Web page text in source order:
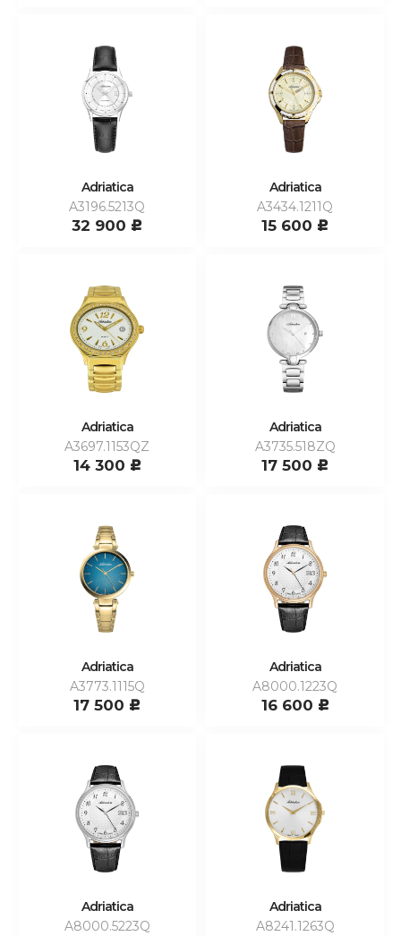
Adriatica
A3196.5213Q
32 900 c
Adriatica
A3434.1211Q
15 600 c
Adriatica
A3697.1153QZ
14 300 c
Adriatica
A3735.518ZQ
17 500 c
Adriatica
A3773.1115Q
17 500 c
Adriatica
A8000.1223Q
16 600 c
Adriatica
A8000.5223Q
Adriatica
A8241.1263Q